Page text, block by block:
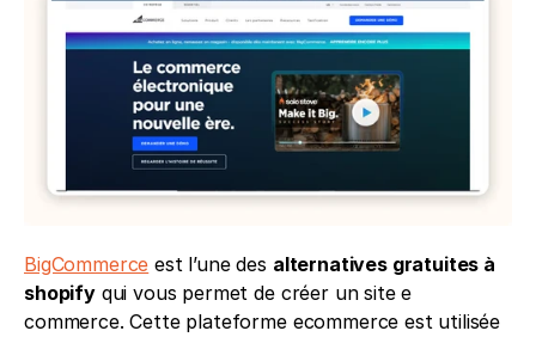
BigCommerce est l’une des alternatives gratuites à
shopify qui vous permet de créer un site e
commerce. Cette plateforme ecommerce est utilisée